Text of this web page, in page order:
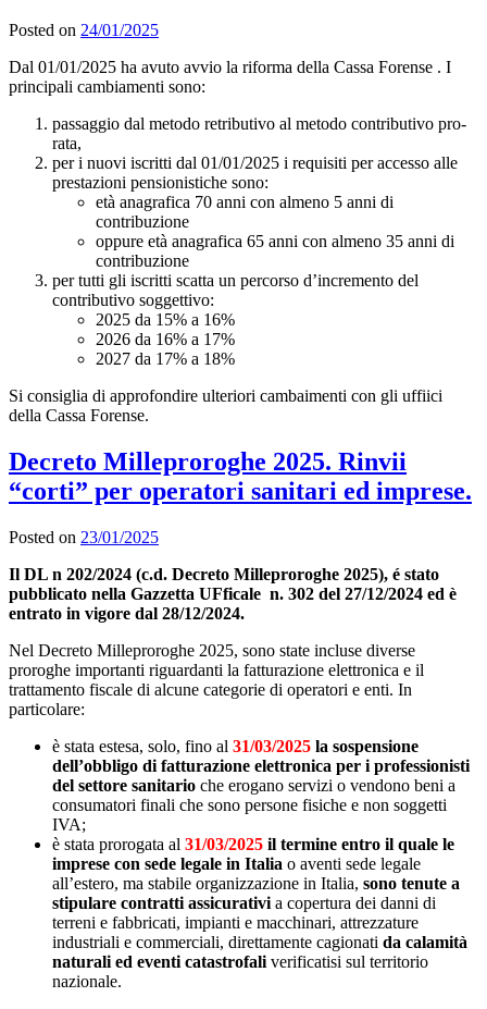
Posted on 24/01/2025
Dal 01/01/2025 ha avuto avvio la riforma della Cassa Forense . I
principali cambiamenti sono:
passaggio dal metodo retributivo al metodo contributivo pro-
rata,
per i nuovi iscritti dal 01/01/2025 i requisiti per accesso alle
prestazioni pensionistiche sono:
età anagrafica 70 anni con almeno 5 anni di
contribuzione
oppure età anagrafica 65 anni con almeno 35 anni di
contribuzione
per tutti gli iscritti scatta un percorso d’incremento del
contributivo soggettivo:
2025 da 15% a 16%
2026 da 16% a 17%
2027 da 17% a 18%
Si consiglia di approfondire ulteriori cambaimenti con gli uffiici
della Cassa Forense.
Decreto Milleproroghe 2025. Rinvii
“corti” per operatori sanitari ed imprese.
Posted on 23/01/2025
Il DL n 202/2024 (c.d. Decreto Milleproroghe 2025), é stato
pubblicato nella Gazzetta UFficale n. 302 del 27/12/2024 ed è
entrato in vigore dal 28/12/2024.
Nel Decreto Milleproroghe 2025, sono state incluse diverse
proroghe importanti riguardanti la fatturazione elettronica e il
trattamento fiscale di alcune categorie di operatori e enti. In
particolare:
è stata estesa, solo, fino al 31/03/2025 la sospensione
dell’obbligo di fatturazione elettronica per i professionisti
del settore sanitario che erogano servizi o vendono beni a
consumatori finali che sono persone fisiche e non soggetti
IVA;
è stata prorogata al 31/03/2025 il termine entro il quale le
imprese con sede legale in Italia o aventi sede legale
all’estero, ma stabile organizzazione in Italia, sono tenute a
stipulare contratti assicurativi a copertura dei danni di
terreni e fabbricati, impianti e macchinari, attrezzature
industriali e commerciali, direttamente cagionati da calamità
naturali ed eventi catastrofali verificatisi sul territorio
nazionale.